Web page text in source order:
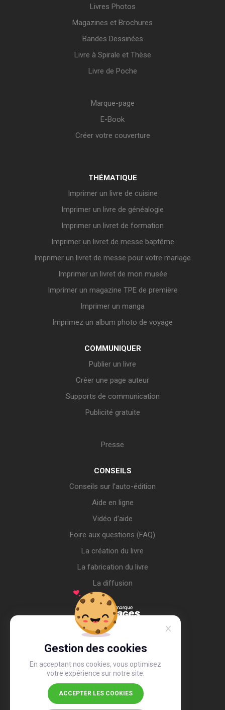
Gestion des cookies
En acceptant nos cookies, vous optimisez
votre expérience sur notre site.
ACCEPTER LES COOKIES
Livres Photos
Magazines et Brochures
Bandes Dessinées
Livre à Spirale et Thèse
Livre de Poche
Marque-page
E-Book
Créer votre couverture
THÉMATIQUE
Imprimer un livre de cuisine
Imprimer un livre de généalogie
Imprimer un livret de formation
Imprimer un livret de messe baptême
Imprimer un livret de messe pour votre mariage
Imprimer un livret de mon musée
Imprimer un magazine TPE de première
Imprimer un manga
Imprimez un album photo de voyage
COMMUNIQUER
Publier un livre
Créer une page auteur
Supports de communication
Publicité gratuite
Presse
CONSEILS
Conseils sur l’auto-édition
Aide en ligne
Vidéo d’aide
Foire aux questions (FAQ)
La création du livre
La fabrication du livre
La diffusion
4,4